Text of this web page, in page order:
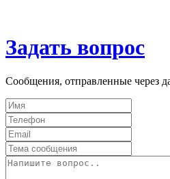
Задать вопрос
Сообщения, отправленные через